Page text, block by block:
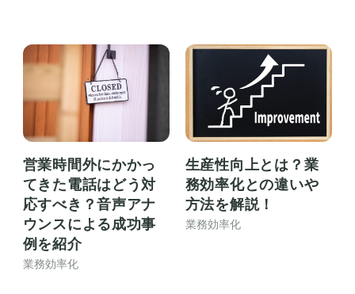
営業時間外にかかっ
てきた電話はどう対
応すべき？音声アナ
ウンスによる成功事
例を紹介
業務効率化
生産性向上とは？業
務効率化との違いや
方法を解説！
業務効率化